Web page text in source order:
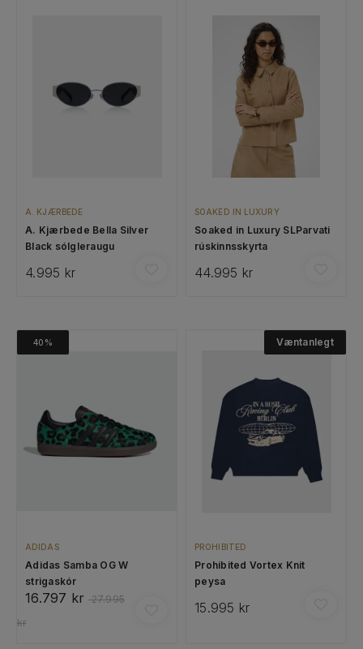
A. KJÆRBEDE
A. Kjærbede Bella Silver
Black sólgleraugu
4.995 kr
SOAKED IN LUXURY
Soaked in Luxury SLParvati
rúskinnsskyrta
44.995 kr
40%
ADIDAS
Adidas Samba OG W
strigaskór
16.797 kr 27.995
kr
Væntanlegt
PROHIBITED
Prohibited Vortex Knit
peysa
15.995 kr